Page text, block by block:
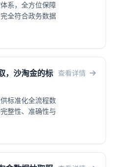
系，全方位保障
全符合政务数据
，沙淘金的标
标准化全流程数
整性、准确性与
查看详情